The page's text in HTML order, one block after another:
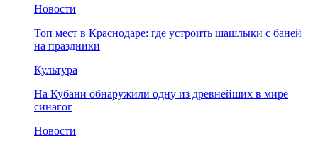
Новости
Топ мест в Краснодаре: где устроить шашлыки с баней
на праздники
Культура
На Кубани обнаружили одну из древнейших в мире
синагог
Новости